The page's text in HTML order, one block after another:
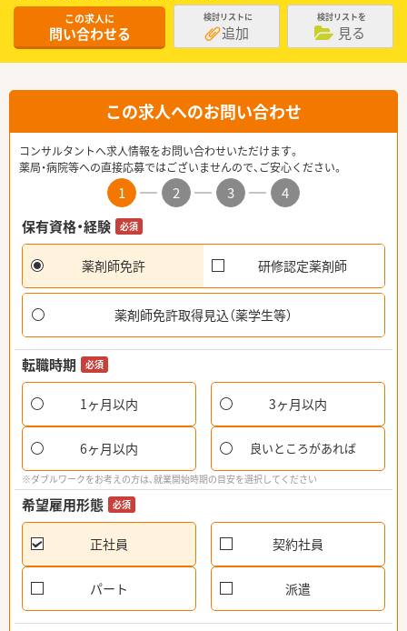
この求人に
問い合わせる
検討リストに
追加
検討リストを
見る
この求人へのお問い合わせ
コンサルタントへ求人情報をお問い合わせいただけます。
薬局・病院等への直接応募ではございませんので、ご安心ください。
1 2 3
4
保有資格・経験
必須
薬剤師免許 研修認定薬剤師
薬剤師免許取得見込（薬学生等）
転職時期 必須
1ヶ月以内 3ヶ月以内
6ヶ月以内 良いところがあれば
※ダブルワークをお考えの方は、就業開始時期の目安を選択してください
希望雇用形態 必須
正社員 契約社員
パート 派遣